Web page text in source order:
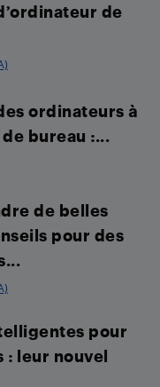
de
ordinateurs à
bureau :...
de belles
pour des
pour
: leur nouvel